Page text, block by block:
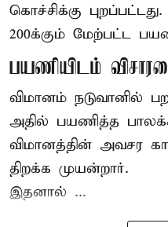
கொச்சிக்கு
200க்கும் மேற்பட்ட
பயணியிடம்
விமானம் நடுவானில்
அதில் பயணித்த
விமானத்தின் அவசர
திறக்க முயன்றார்.
இதனால் ...